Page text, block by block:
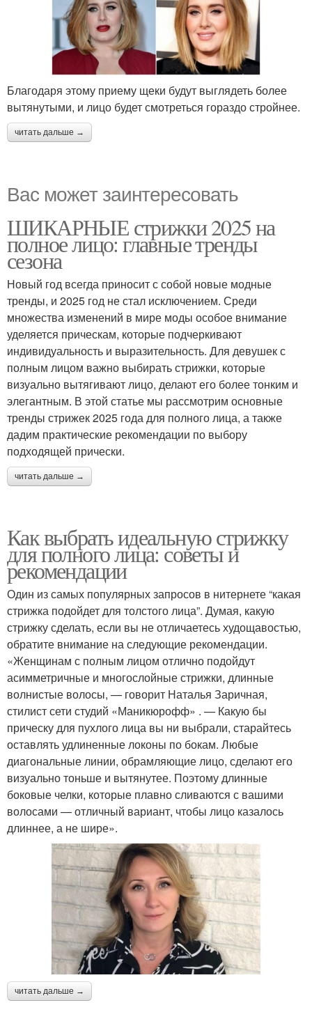
Благодаря этому приему щеки будут выглядеть более
вытянутыми, и лицо будет смотреться гораздо стройнее.
читать дальше →
Вас может заинтересовать
ШИКАРНЫЕ стрижки 2025 на
полное лицо: главные тренды
сезона
Новый год всегда приносит с собой новые модные
тренды, и 2025 год не стал исключением. Среди
множества изменений в мире моды особое внимание
уделяется прическам, которые подчеркивают
индивидуальность и выразительность. Для девушек с
полным лицом важно выбирать стрижки, которые
визуально вытягивают лицо, делают его более тонким и
элегантным. В этой статье мы рассмотрим основные
тренды стрижек 2025 года для полного лица, а также
дадим практические рекомендации по выбору
подходящей прически.
читать дальше →
Как выбрать идеальную стрижку
для полного лица: советы и
рекомендации
Один из самых популярных запросов в нитернете “какая
стрижка подойдет для толстого лица”. Думая, какую
стрижку сделать, если вы не отличаетесь худощавостью,
обратите внимание на следующие рекомендации.
«Женщинам с полным лицом отлично подойдут
асимметричные и многослойные стрижки, длинные
волнистые волосы, — говорит Наталья Заричная,
стилист сети студий «Маникюрофф» . — Какую бы
прическу для пухлого лица вы ни выбрали, старайтесь
оставлять удлиненные локоны по бокам. Любые
диагональные линии, обрамляющие лицо, сделают его
визуально тоньше и вытянутее. Поэтому длинные
боковые челки, которые плавно сливаются с вашими
волосами — отличный вариант, чтобы лицо казалось
длиннее, а не шире».
читать дальше →